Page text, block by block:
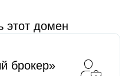
этот домен
брокер»